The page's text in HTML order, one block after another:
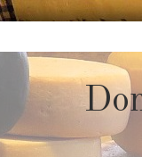
to
content